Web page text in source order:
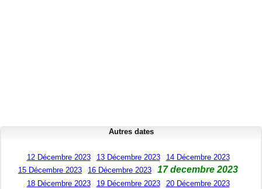
Autres dates
12 Décembre 2023 13 Décembre 2023
14 Décembre 2023
15 Décembre 2023
16 Décembre 2023 17 decembre 2023
18 Décembre 2023 19 Décembre 2023
20 Décembre 2023